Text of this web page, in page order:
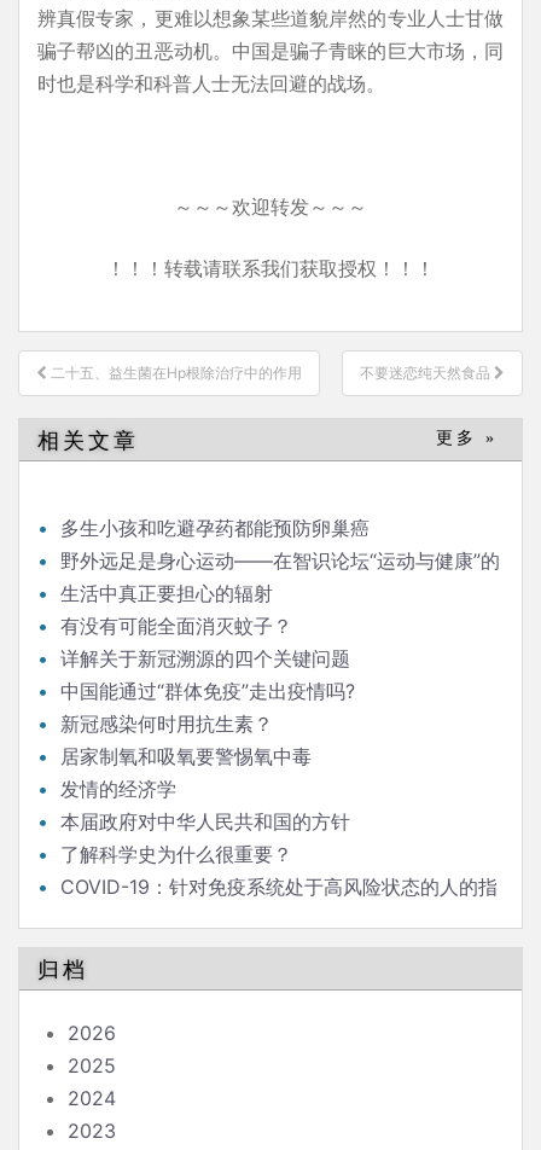
辨真假专家，更难以想象某些道貌岸然的专业人士甘做
骗子帮凶的丑恶动机。中国是骗子青睐的巨大市场，同
时也是科学和科普人士无法回避的战场。
～～～欢迎转发～～～
！！！转载请联系我们获取授权！！！
文
章
导
航
二十五、益生菌在Hp根除治疗中的作用 不要迷恋纯天然食品
相关文章 更多 »
多生小孩和吃避孕药都能预防卵巢癌
野外远足是身心运动——在智识论坛“运动与健康”的
发言生活中真正要担心的辐射
有没有可能全面消灭蚊子？
详解关于新冠溯源的四个关键问题
中国能通过“群体免疫”走出疫情吗?
新冠感染何时用抗生素？
居家制氧和吸氧要警惕氧中毒
发情的经济学
本届政府对中华人民共和国的方针
了解科学史为什么很重要？
COVID-19：针对免疫系统处于高风险状态的人的指
归档
2026
2025
2024
2023